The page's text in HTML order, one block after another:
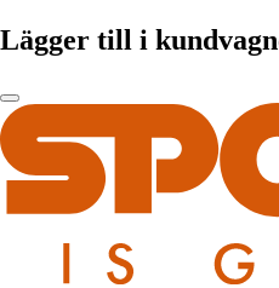
Lägger till i